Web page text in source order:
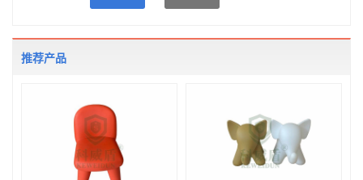
推荐产品